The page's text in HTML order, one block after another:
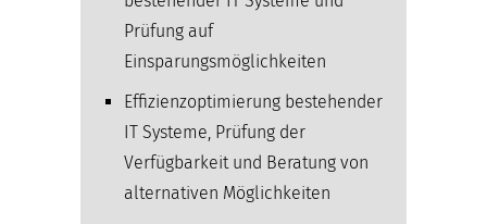
Prüfung auf
Einsparungsmöglichkeiten
Effizienzoptimierung bestehender
IT Systeme, Prüfung der
Verfügbarkeit und Beratung von
alternativen Möglichkeiten